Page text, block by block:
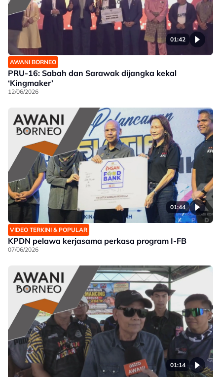
01:42
AWANI BORNEO
PRU-16: Sabah dan Sarawak dijangka kekal
‘Kingmaker’
12/06/2026
01:44
VIDEO TERKINI & POPULAR
KPDN pelawa kerjasama perkasa program I-FB
07/06/2026
01:14